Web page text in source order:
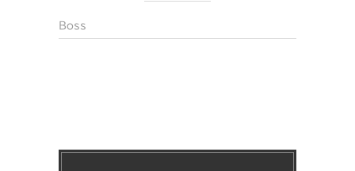
Boss